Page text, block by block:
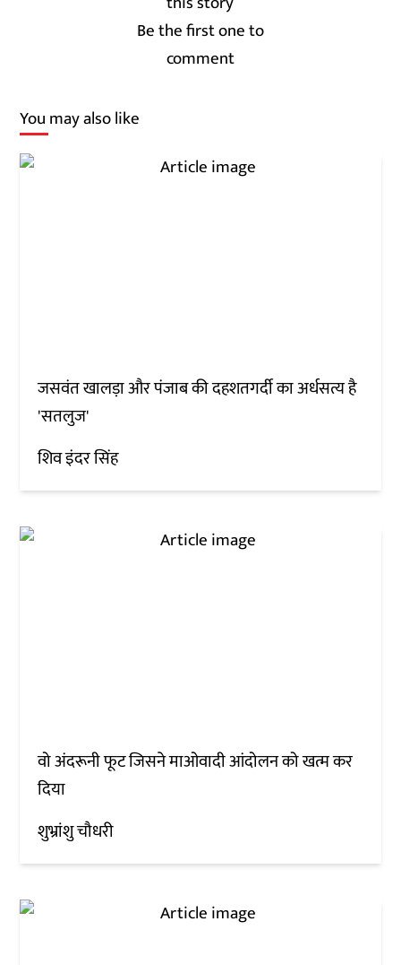
Be the first one to
comment
You may also like
जसवंत खालड़ा और पंजाब की दहशतगर्दी का अर्धसत्य है
'सतलुज'
शिव इंदर सिंह
वो अंदरूनी फूट जिसने माओवादी आंदोलन को खत्म कर
दिया
शुभ्रांशु चौधरी